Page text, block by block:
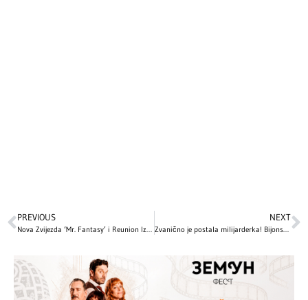
PREVIOUS
Nova Zvijezda ‘Mr. Fantasy’ i Reunion Iz ‘Riverdalea’ u Videu ‘Do Me Right’
NEXT
Zvanično je postala milijarderka! Bijonse u historiji muzike